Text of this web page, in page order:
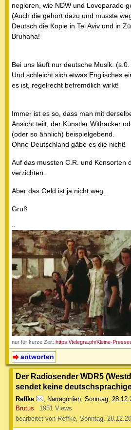
negieren, wie NDW und Loveparade
(Auch die gehört dazu und musste
Deutsch die Kopie in Tel Aviv und in
Bruhaha!
Bei uns läuft nur deutsche Musik. (s.0.
Und schleicht sich etwas Englisches
es ist, regelrecht befremdlich wirkt!
Immer ist es so, dass man mit
Ansicht teilt, der Künstler Withacker
(oder so ähnlich) beispielgebend.
Ohne Deutschland gäbe es die nicht!
Auf das mussten C.R. und Konsorten
verzichten.
Aber das Geld ist ja nicht weg...
Gruß
--
nur für kurze Zeit: https://telegra.ph/Kleine-
antworten
Der Radiosender WDR5
sendet keine
Reffke Narragonien Sonntag,
Brutus
1951 Views
bearbeitet von Reffke, Sonntag,